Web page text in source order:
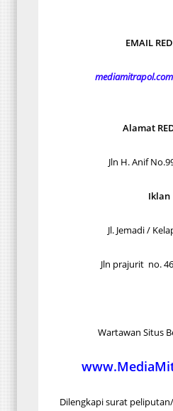
EMAIL
Alamat
Jln H. Anif
Iklan
Jl. Jemadi /
Jln prajurit no.
Wartawan Situs
Dilengkapi surat